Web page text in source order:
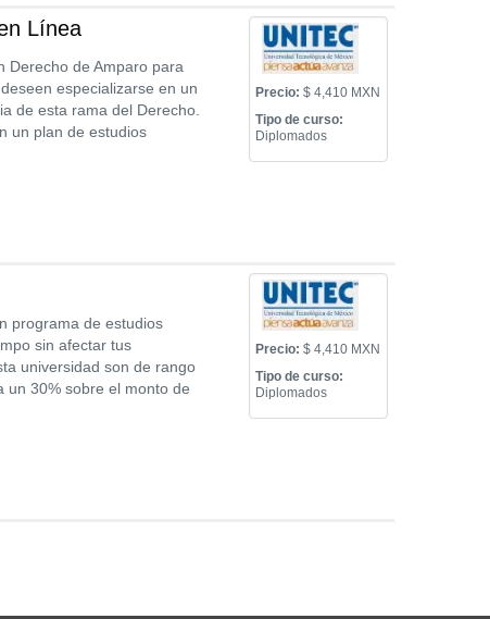
Línea
Derecho de Amparo para
especializarse en un
de esta rama del Derecho.
un plan de estudios
Precio: $ 4,410 MXN
Tipo de curso:
Diplomados
programa de estudios
sin afectar tus
universidad son de rango
un 30% sobre el monto de
Precio: $ 4,410 MXN
Tipo de curso:
Diplomados